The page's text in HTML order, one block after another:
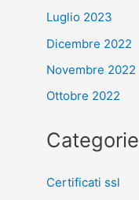
Luglio 2023
Dicembre 2022
Novembre 2022
Ottobre 2022
Categorie
Certificati ssl